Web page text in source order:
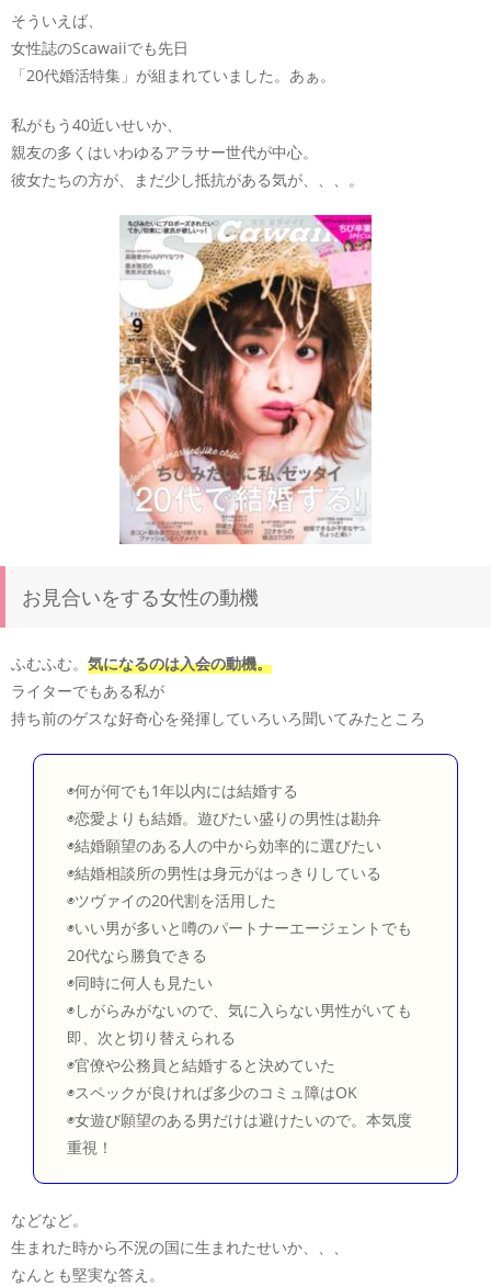
そういえば、
女性誌のScawaiiでも先日
「20代婚活特集」が組まれていました。あぁ。
私がもう40近いせいか、
親友の多くはいわゆるアラサー世代が中心。
彼女たちの方が、まだ少し抵抗がある気が、、、。
お見合いをする女性の動機
ふむふむ。 気になるのは入会の動機。
ライターでもある私が
持ち前のゲスな好奇心を発揮していろいろ聞いてみたところ
◉何が何でも1年以内には結婚する
◉恋愛よりも結婚。遊びたい盛りの男性は勘弁
◉結婚願望のある人の中から効率的に選びたい
◉結婚相談所の男性は身元がはっきりしている
◉ツヴァイの20代割を活用した
◉いい男が多いと噂のパートナーエージェントでも
20代なら勝負できる
◉同時に何人も見たい
◉しがらみがないので、気に入らない男性がいても
即、次と切り替えられる
◉官僚や公務員と結婚すると決めていた
◉スペックが良ければ多少のコミュ障はOK
◉女遊び願望のある男だけは避けたいので。本気度
重視！
などなど。
生まれた時から不況の国に生まれたせいか、、、
なんとも堅実な答え。